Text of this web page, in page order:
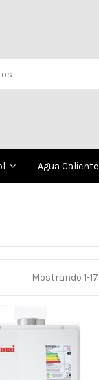
Agua Caliente
Mostrando 1-